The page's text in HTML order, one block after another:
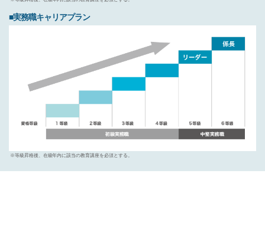
■実務職キャリアプラン
※等級昇格後、在級年内に該当の教育講座を必須とする。